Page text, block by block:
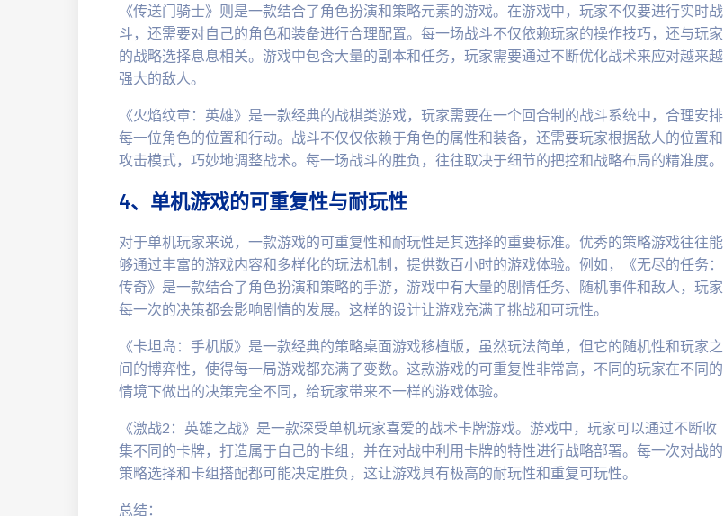
《传送门骑士》则是一款结合了角色扮演和策略元素的游戏。在游戏中，玩家不仅要进行实时战
斗，还需要对自己的角色和装备进行合理配置。每一场战斗不仅依赖玩家的操作技巧，还与玩家
的战略选择息息相关。游戏中包含大量的副本和任务，玩家需要通过不断优化战术来应对越来越
强大的敌人。
《火焰纹章：英雄》是一款经典的战棋类游戏，玩家需要在一个回合制的战斗系统中，合理安排
每一位角色的位置和行动。战斗不仅仅依赖于角色的属性和装备，还需要玩家根据敌人的位置和
攻击模式，巧妙地调整战术。每一场战斗的胜负，往往取决于细节的把控和战略布局的精准度。
4、单机游戏的可重复性与耐玩性
对于单机玩家来说，一款游戏的可重复性和耐玩性是其选择的重要标准。优秀的策略游戏往往能
够通过丰富的游戏内容和多样化的玩法机制，提供数百小时的游戏体验。例如，《无尽的任务：
传奇》是一款结合了角色扮演和策略的手游，游戏中有大量的剧情任务、随机事件和敌人，玩家
每一次的决策都会影响剧情的发展。这样的设计让游戏充满了挑战和可玩性。
《卡坦岛：手机版》是一款经典的策略桌面游戏移植版，虽然玩法简单，但它的随机性和玩家之
间的博弈性，使得每一局游戏都充满了变数。这款游戏的可重复性非常高，不同的玩家在不同的
情境下做出的决策完全不同，给玩家带来不一样的游戏体验。
《激战2：英雄之战》是一款深受单机玩家喜爱的战术卡牌游戏。游戏中，玩家可以通过不断收
集不同的卡牌，打造属于自己的卡组，并在对战中利用卡牌的特性进行战略部署。每一次对战的
策略选择和卡组搭配都可能决定胜负，这让游戏具有极高的耐玩性和重复可玩性。
总结：